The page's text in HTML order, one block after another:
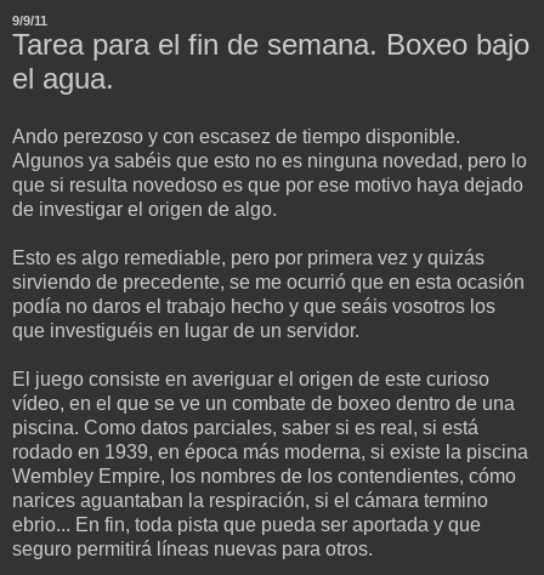
9/9/11
Tarea para el fin de semana. Boxeo bajo
el agua.
Ando perezoso y con escasez de tiempo disponible.
Algunos ya sabéis que esto no es ninguna novedad, pero lo
que si resulta novedoso es que por ese motivo haya dejado
de investigar el origen de algo.
Esto es algo remediable, pero por primera vez y quizás
sirviendo de precedente, se me ocurrió que en esta ocasión
podía no daros el trabajo hecho y que seáis vosotros los
que investiguéis en lugar de un servidor.
El juego consiste en averiguar el origen de este curioso
vídeo, en el que se ve un combate de boxeo dentro de una
piscina. Como datos parciales, saber si es real, si está
rodado en 1939, en época más moderna, si existe la piscina
Wembley Empire, los nombres de los contendientes, cómo
narices aguantaban la respiración, si el cámara termino
ebrio... En fin, toda pista que pueda ser aportada y que
seguro permitirá líneas nuevas para otros.